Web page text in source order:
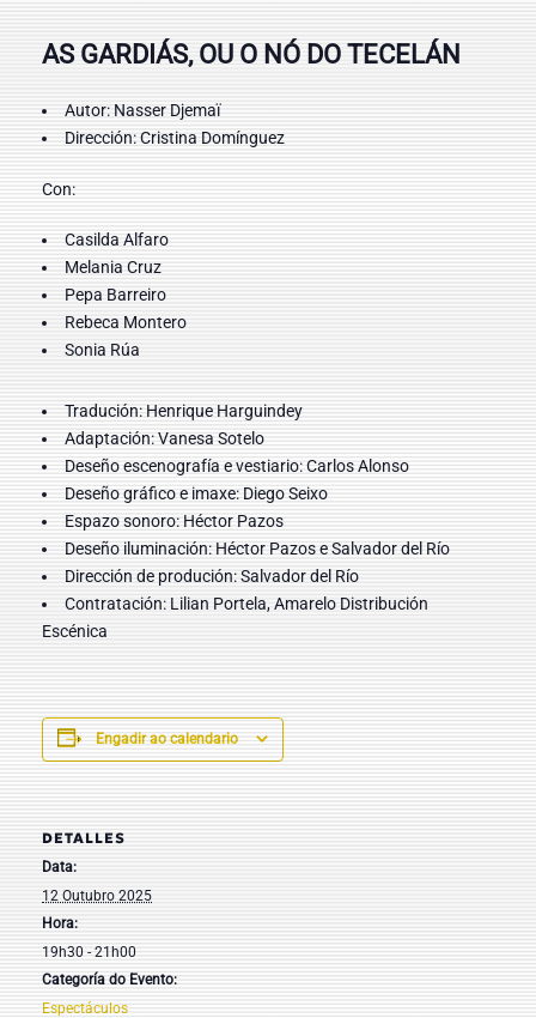
AS GARDIÁS, OU O NÓ DO TECELÁN
Autor: Nasser Djemaï
Dirección: Cristina Domínguez
Con:
Casilda Alfaro
Melania Cruz
Pepa Barreiro
Rebeca Montero
Sonia Rúa
Tradución: Henrique Harguindey
Adaptación:Vanesa Sotelo
Deseño escenografía e vestiario: Carlos Alonso
Deseño gráfico e imaxe:Diego Seixo
Espazo sonoro:Héctor Pazos
Deseño iluminación: Héctor Pazos e Salvador del Río
Dirección de produción:Salvador del Río
Contratación: Lilian Portela,Amarelo Distribución
Escénica
Engadir ao calendario
DETALLES
Data:
12 Outubro 2025
Hora:
19h30 - 21h00
Categoría do Evento:
Espectáculos